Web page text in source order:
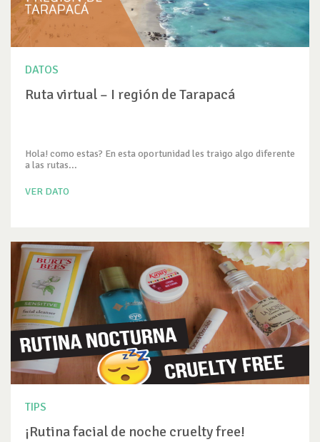
DATOS
Ruta virtual – I región de Tarapacá
Hola! como estas? En esta oportunidad les traigo algo diferente
a las rutas...
VER DATO
TIPS
¡Rutina facial de noche cruelty free!